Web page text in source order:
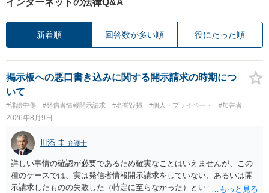
新着順 回答数が多い順 役にたった順
掲示板への悪口書き込みに関する開示請求の時期につ
いて
#誹謗中傷 #発信者情報開示請求 #名誉毀損 #個人・プライベート #加害者
2026年8月9日
川添 圭 弁護士
詳しい事情の確認が必要であるため確実なことはいえませんが、この
種のケースでは、実は発信者情報開示請求をしていない、あるいは開
示請求したものの失敗した（特定に至らなかった）という事案が比較